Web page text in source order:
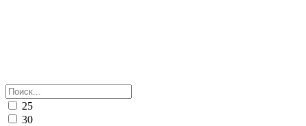
25
30